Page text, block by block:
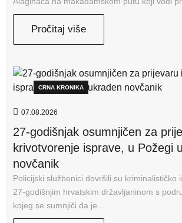
Pročitaj više
CRNA KRONIKA
07.08.2026
27-godišnjak osumnjičen za
krivotvorenje isprave, u Požegi
novčanik
Policijski službenici dovršili su kriminalističko
27-godišnjim hrvatskim državljaninom s
kojeg se sumnjiči da je...